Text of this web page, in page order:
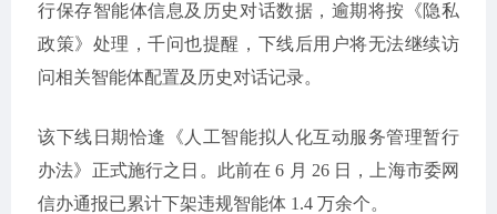
行保存智能体信息及历史对话数据，逾期将按《隐私
政策》处理，千问也提醒，下线后用户将无法继续访
问相关智能体配置及历史对话记录。
该下线日期恰逢《人工智能拟人化互动服务管理暂行
办法》正式施行之日。此前在 6 月 26 日，上海市委网
信办通报已累计下架违规智能体 1.4 万余个。